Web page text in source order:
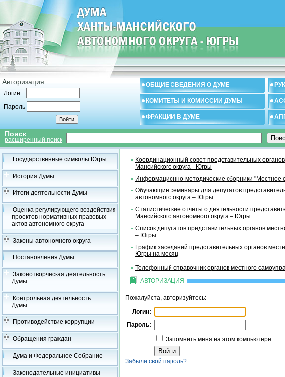
Авторизация
Логин
Пароль
ОБЩИЕ СВЕДЕНИЯ О ДУМЕ
КОМИТЕТЫ И КОМИССИИ ДУМЫ
ФРАКЦИИ В ДУМЕ
Поиск
расширенный поиск
Государственные символы Югры
История Думы
Итоги деятельности Думы
Оценка регулирующего воздействия
проектов нормативных правовых
актов автономного округа
Законы автономного округа
Постановления Думы
Законотворческая деятельность
Думы
Контрольная деятельность
Думы
Противодействие коррупции
Обращения граждан
Дума и Федеральное Собрание
Законодательные инициативы
Координационный совет представительных
Мансийского округа - Югры
Информационно-методические сборники "Местное
Обучающие семинары для депутатов
автономного округа – Югры
Статистические отчеты о деятельности
Мансийского автономного округа – Югры
Список депутатов представительных органов
– Югры
График заседаний представительных органов
Югры на месяц
Телефонный справочник органов местного
АВТОРИЗАЦИЯ
Пожалуйста, авторизуйтесь:
Логин:
Пароль:
Запомнить меня на этом компьютере
Забыли свой пароль?